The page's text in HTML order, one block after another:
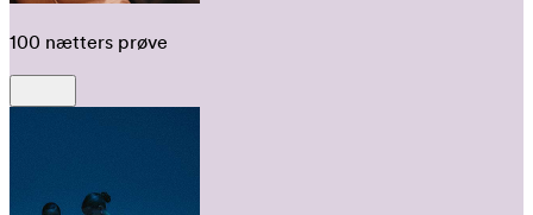
100 nætters prøve